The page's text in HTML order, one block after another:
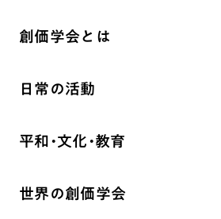
創価学会とは
祈り
聖典
日常の活動
座談会
平和・文化・教育
世界の創価学会